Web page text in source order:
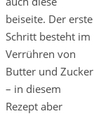
beiseite. Der erste
Schritt besteht im
Verrühren von
Butter und Zucker
– in diesem
Rezept aber